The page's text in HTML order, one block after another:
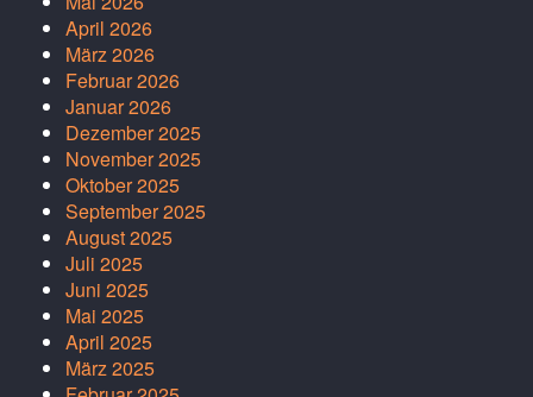
April 2026
März 2026
Februar 2026
Januar 2026
Dezember 2025
November 2025
Oktober 2025
September 2025
August 2025
Juli 2025
Juni 2025
Mai 2025
April 2025
März 2025